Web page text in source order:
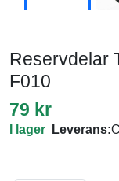
Reservdelar
F010
79 kr
I lager Leverans: